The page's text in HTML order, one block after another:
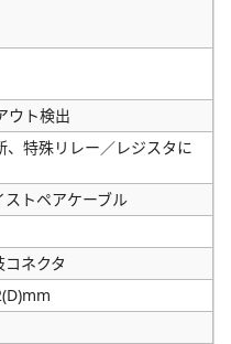
ウト検出
、特殊リレー／レジスタに
トペアケーブル
ネクタ